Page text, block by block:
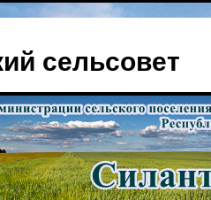
сельсовет